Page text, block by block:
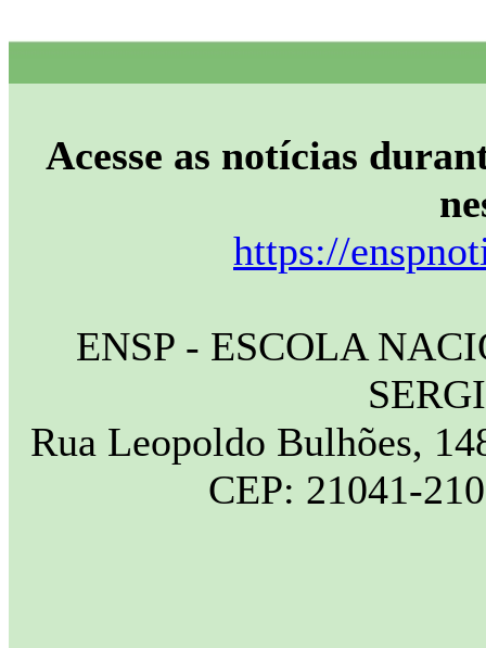
Acesse as notícias
https://
ENSP - ESCOLA
Rua Leopoldo Bulhões,
CEP: 21041-